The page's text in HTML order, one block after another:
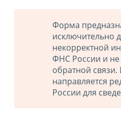
Форма
исключительно
некорректной
ФНС России и не
обратной
направляется
России для